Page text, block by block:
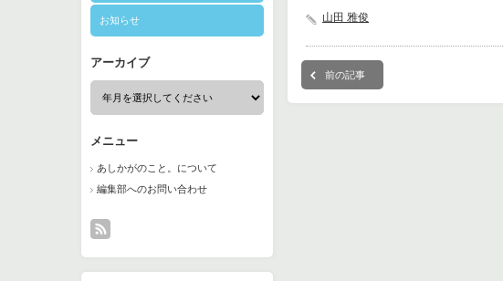
お知らせ
アーカイブ
メニュー
あしかがのこと。について
編集部へのお問い合わせ
山田 雅俊
前の記事